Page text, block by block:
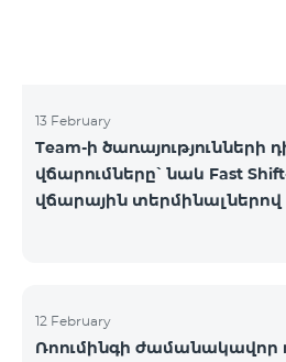
13 February
Team-ի ծառայությունների
վճարումները՝ նաև Fast
վճարային տերմինալներով
12 February
Ռոումինգի ժամանակավոր